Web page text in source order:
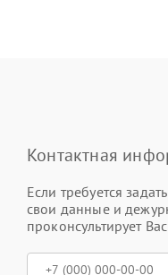
Контактная
Если требуется
свои данные и
проконсультирует